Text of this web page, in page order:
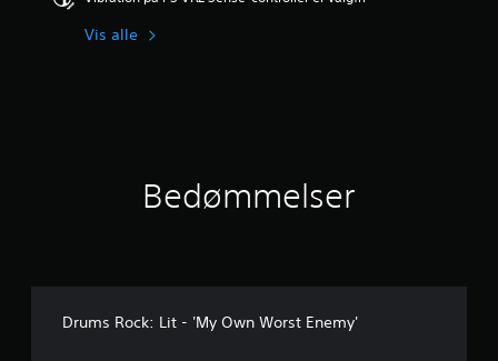
Vis alle
Bedømmelser
Drums Rock: Lit - 'My Own Worst Enemy'